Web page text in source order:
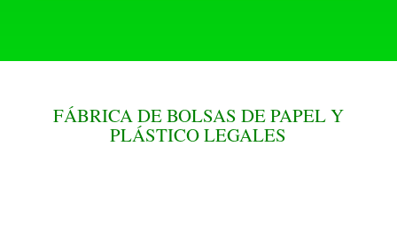
FÁBRICA DE BOLSAS DE PAPEL Y
PLÁSTICO LEGALES